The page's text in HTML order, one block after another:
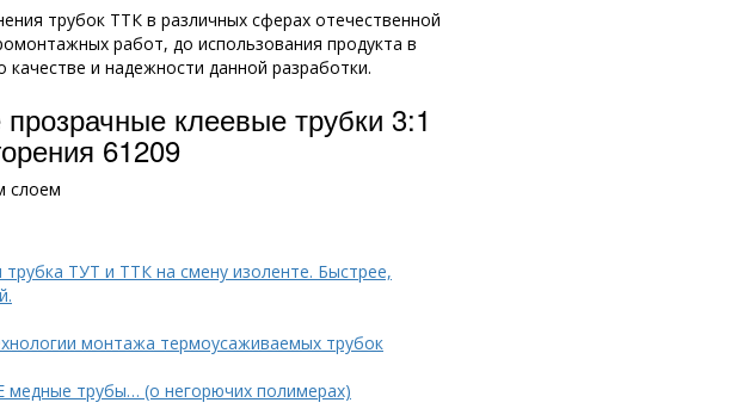
трубок ТТК в различных сферах отечественной
работ, до использования продукта в
и надежности данной разработки.
клеевые трубки 3:1
61209
слоем
трубка ТУТ и ТТК на смену изоленте. Быстрее,
монтажа термоусаживаемых трубок
медные трубы… (о негорючих полимерах)